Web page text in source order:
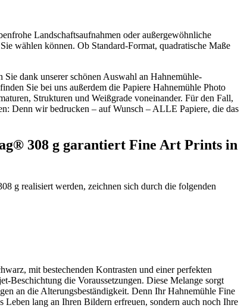
Landschaftsaufnahmen oder außergewöhnliche
wählen können. Ob Standard-Format, quadratische Maße
dank unserer schönen Auswahl an Hahnemühle-
Sie bei uns außerdem die Papiere Hahnemühle Photo
Strukturen und Weißgrade voneinander. Für den Fall,
Denn wir bedrucken – auf Wunsch – ALLE Papiere, die das
308 g garantiert Fine Art Prints in
g realisiert werden, zeichnen sich durch die folgenden
mit bestechenden Kontrasten und einer perfekten
Beschichtung die Voraussetzungen. Diese Melange sorgt
an die Alterungsbeständigkeit. Denn Ihr Hahnemühle Fine
lang an Ihren Bildern erfreuen, sondern auch noch Ihre